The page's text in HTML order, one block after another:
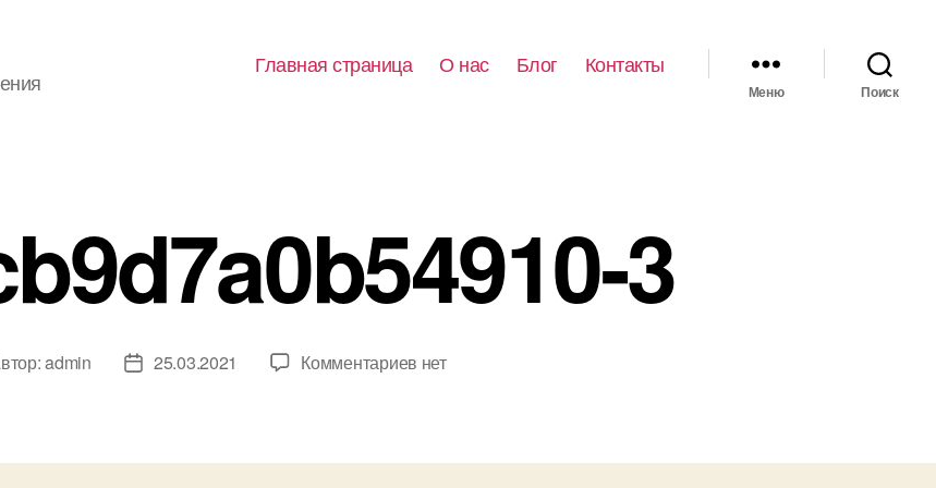
Главная страница О нас Блог Контакты
Меню Поиск
3
admin
Дата25.03.2021 Комментариевкнет